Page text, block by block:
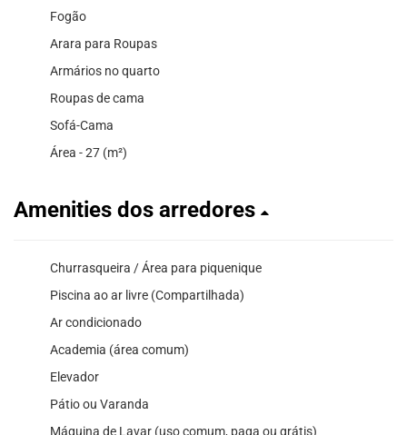
Fogão
Arara para Roupas
Armários no quarto
Roupas de cama
Sofá-Cama
Área - 27 (m²)
Amenities dos arredores
Churrasqueira / Área para piquenique
Piscina ao ar livre (Compartilhada)
Ar condicionado
Academia (área comum)
Elevador
Pátio ou Varanda
Máquina de Lavar (uso comum, paga ou grátis)